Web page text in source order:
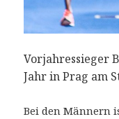
Vorjahressieger
Jahr in Prag am
Bei den Männern